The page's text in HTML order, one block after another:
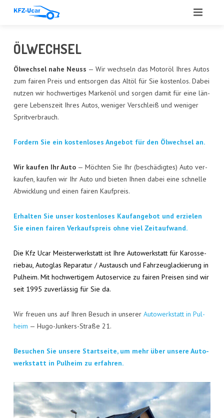
LEIS­TUN­GEN
ANGE­BOT
AUTO­GLAS
KON­TAKT
VISI­TEN­KAR­TE
JOBS
ÖLWECH­SEL
Ölwech­sel nahe Neuss — Wir wech­seln das Motor­öl Ihres Autos
zum fai­ren Preis und ent­sor­gen das Alt­öl für Sie kos­ten­los. Dabei
nut­zen wir hoch­wer­ti­ges Mar­ken­öl und sor­gen damit für eine län­
ge­re Lebens­zeit Ihres Autos, weni­ger Ver­schleiß und weni­ger
Spritverbrauch.
For­dern Sie ein kos­ten­lo­ses Ange­bot für den Ölwech­sel an.
Wir kau­fen Ihr Auto— Möch­ten Sie Ihr (beschä­dig­tes) Auto ver­
kau­fen, kau­fen wir Ihr Auto und bie­ten Ihnen dabei eine schnel­le
Abwick­lung und einen fai­ren Kaufpreis.
Erhal­ten Sie unser kos­ten­lo­ses Kauf­an­ge­bot und erzie­len
Sie einen fai­ren Ver­kaufs­preis ohne viel Zeitaufwand.
Die Kfz Ucar Meis­ter­werk­statt ist Ihre Auto­werk­statt für Karos­se­
rie­bau, Auto­glas Repa­ra­tur / Aus­tausch und Fahr­zeug­la­ckie­rung in
Pul­heim. Mit hoch­wer­ti­gem Auto­ser­vice zu fai­ren Prei­sen sind wir
seit 1995 zuver­läs­sig für Sie da.
Wir freu­en uns auf Ihren Besuch in unse­rer Auto­werk­statt in Pul­
heim — Hugo-Jun­kers-Stra­ße 21.
Besu­chen Sie unse­re Start­sei­te, um mehr über unse­re Auto­
werk­statt in Pul­heim zu erfahren.